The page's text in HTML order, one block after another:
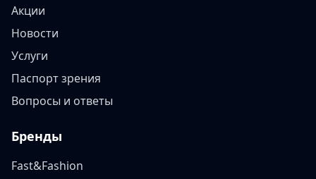
Акции
Новости
Услуги
Паспорт зрения
Вопросы и ответы
Бренды
Fast&Fashion